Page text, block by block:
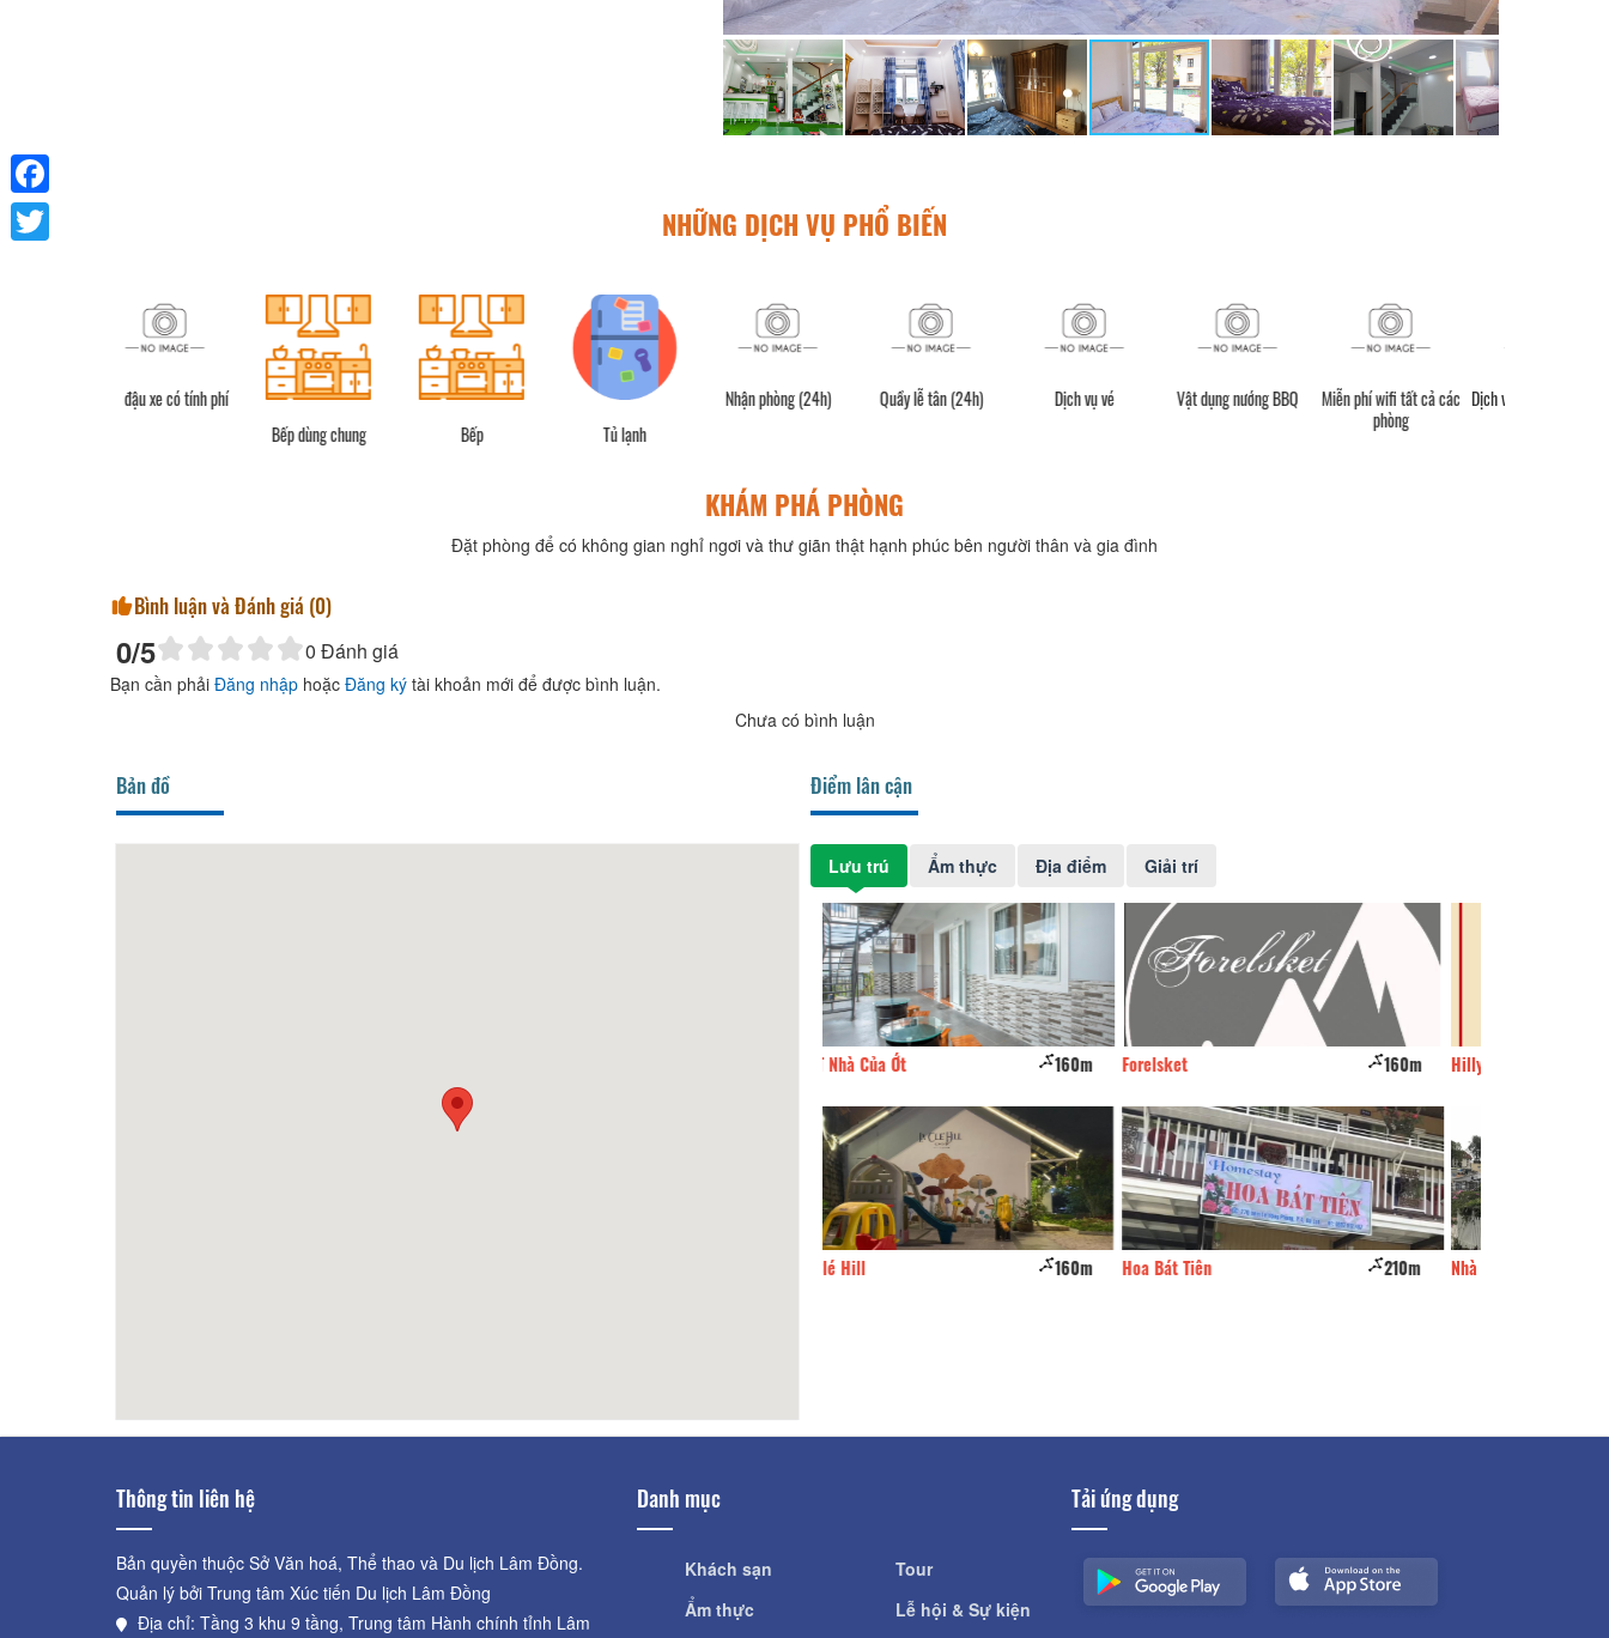
NHỮNG DỊCH VỤ PHỔ BIẾN
Bếp
Nhận phòng (24h) Quầy lễ tân (24h) Dịch vụ vé Vật dụng nướng BBQ
Miễn phí wifi tất cả các Dịch vụ phòng hàng ngày
KHÁM PHÁ PHÒNG
Đặt phòng để có không gian nghỉ ngơi và thư giãn thật hạnh phúc bên người thân và gia đình
Bình luận và Đánh giá (0)
0/5 0 Đánh giá
Bạn cần phải Đăng nhập hoặc Đăng ký tài khoản mới để được bình luận.
Chưa có bình luận
Bản đồ Điểm lân cận
Lưu trú Ẩm thực Địa điểm Giải trí
Forelsket 160m
Hoa Bát Tiên 210m
Hilly 250m
Nhà Tím 260m
Thông tin liên hệ
Bản quyền thuộc Sở Văn hoá, Thể thao và Du lịch Lâm Đồng.
Quản lý bởi Trung tâm Xúc tiến Du lịch Lâm Đồng
Địa chỉ: Tầng 3 khu 9 tầng, Trung tâm Hành chính tỉnh Lâm
Danh mục
Khách sạn
Ẩm thực
Tour
Lễ hội & Sự kiện
Tải ứng dụng
Facebook